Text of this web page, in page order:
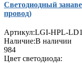
Светодиодный
провод)
Артикул:LGI-HPL-
Наличие:В наличии
984
Цвет светодиода: